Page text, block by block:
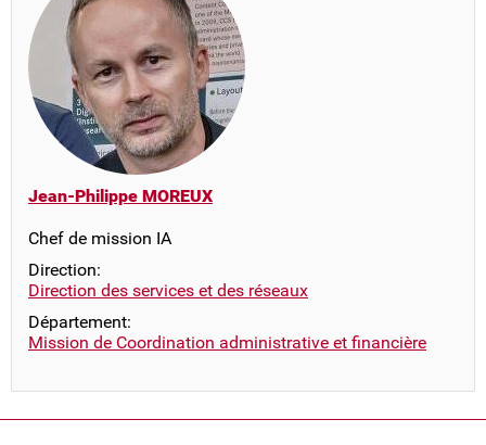
Jean-Philippe MOREUX
Chef de mission IA
Direction:
Direction des services et des réseaux
Département:
Mission de Coordination administrative et financière